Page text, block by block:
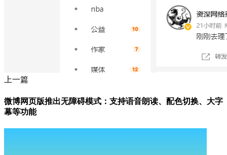
上一篇
微博网页版推出无障碍模式：支持语音朗读、配色切换、大字
幕等功能